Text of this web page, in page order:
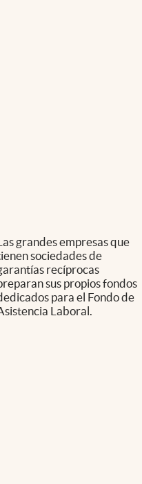
grandes empresas que
sociedades de
recíprocas
sus propios fondos
para el Fondo de
Laboral.